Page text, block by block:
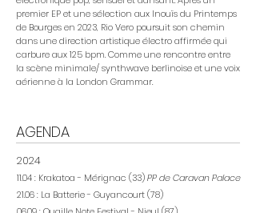
premier EP et une sélection aux Inouïs du Printemps
de Bourges en 2023, Rio Vero poursuit son chemin
dans une direction artistique électro affirmée qui
carbure aux 125 bpm. Comme une rencontre entre
la scène minimale/ synthwave berlinoise et une voix
aérienne à la London Grammar.
AGENDA
2024
11.04 : Krakatoa - Mérignac (33)PP de Caravan Palace
21.06 : La Batterie - Guyancourt (78)